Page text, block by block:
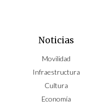
Noticias
Movilidad
Infraestructura
Cultura
Economía